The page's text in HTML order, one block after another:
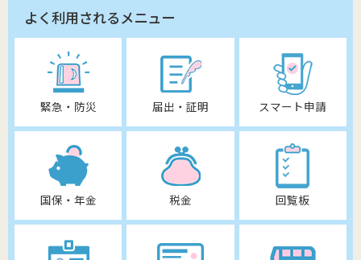
よく利用されるメニュー
緊急・防災 届出・証明 スマート申請
国保・年金 税金 回覧板